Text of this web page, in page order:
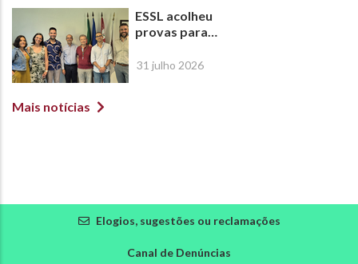
ESSL acolheu
provas para
Título de
31 julho 2026
Mais notícias
Elogios, sugestões ou reclamações
Canal de Denúncias